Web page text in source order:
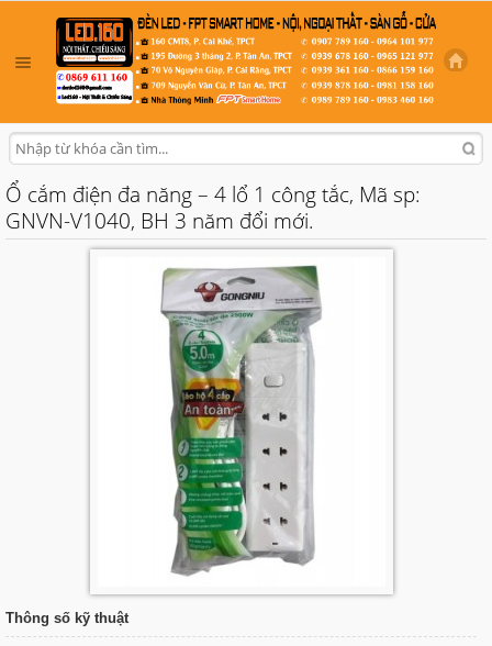
Ổ cắm điện đa năng – 4 lổ 1 công tắc, Mã sp:
GNVN-V1040, BH 3 năm đổi mới.
Thông số kỹ thuật